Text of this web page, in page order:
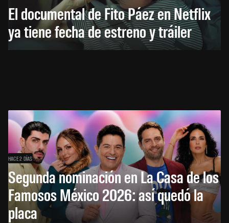
El documental de Fito Páez en Netflix
ya tiene fecha de estreno y tráiler
HACE 2 DÍAS
Segunda nominación en La Casa de los
Famosos México 2026: así quedó la
placa